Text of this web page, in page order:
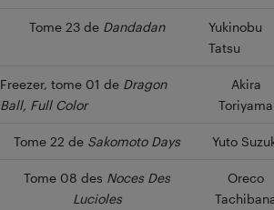
Tome 23 de Dandadan
Yukinobu
Tatsu
Freezer, tome 01 de Dragon
Ball, Full Color
Akira
Toriyama
Tome 22 de Sakomoto Days Yuto
Tome 08 des Noces Des
Lucioles
Oreco